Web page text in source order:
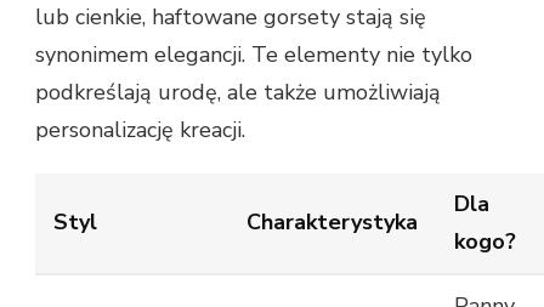
lub cienkie, haftowane gorsety stają się
synonimem elegancji. Te elementy nie tylko
podkreślają urodę, ale także umożliwiają
personalizację kreacji.
Styl Charakterystyka
Dla
kogo?